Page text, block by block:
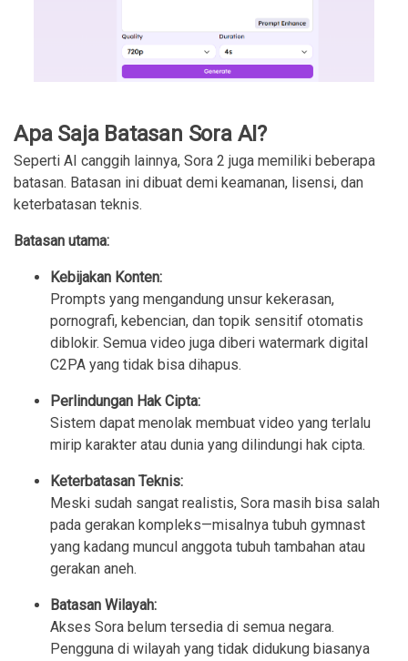
Apa Saja Batasan Sora AI?
Seperti AI canggih lainnya, Sora 2 juga memiliki beberapa
batasan. Batasan ini dibuat demi keamanan, lisensi, dan
keterbatasan teknis.
Batasan utama:
Kebijakan Konten:
Prompts yang mengandung unsur kekerasan,
pornografi, kebencian, dan topik sensitif otomatis
diblokir. Semua video juga diberi watermark digital
C2PA yang tidak bisa dihapus.
Perlindungan Hak Cipta:
Sistem dapat menolak membuat video yang terlalu
mirip karakter atau dunia yang dilindungi hak cipta.
Keterbatasan Teknis:
Meski sudah sangat realistis, Sora masih bisa salah
pada gerakan kompleks—misalnya tubuh gymnast
yang kadang muncul anggota tubuh tambahan atau
gerakan aneh.
Batasan Wilayah:
Akses Sora belum tersedia di semua negara.
Pengguna di wilayah yang tidak didukung biasanya